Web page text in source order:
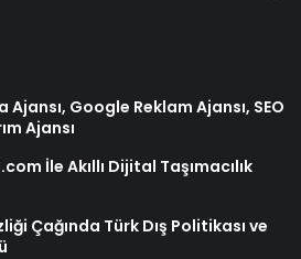
Google Reklam Ajansı, SEO
Ajansı
İle Akıllı Dijital Taşımacılık
Çağında Türk Dış Politikası ve